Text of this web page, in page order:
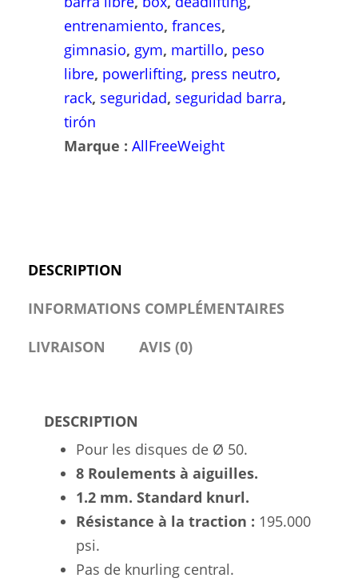
entrenamiento, frances,
gimnasio, gym, martillo, peso
libre, powerlifting, press neutro,
rack, seguridad, seguridad barra,
tirón
Marque : AllFreeWeight
DESCRIPTION
INFORMATIONS COMPLÉMENTAIRES
LIVRAISON
AVIS (0)
DESCRIPTION
Pour les disques de Ø 50.
8 Roulements à aiguilles.
1.2 mm. Standard knurl.
Résistance à la traction : 195.000
psi.
Pas de knurling central.